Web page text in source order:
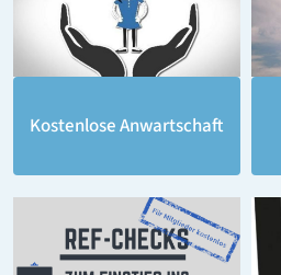
Kostenlose Anwartschaft